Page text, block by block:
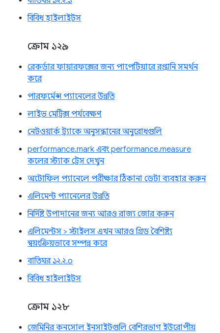
বিবিধ হাইলাইটস
ক্রোম ১২৯
রেকর্ডার ফায়ারফক্সের জন্য পাপেটিয়ারে রপ্তানি সমর্থন
করে
পারফর্মেন্স প্যানেলের উন্নতি
লাইভ মেট্রিক্স পর্যবেক্ষণ
নেটওয়ার্ক ট্র্যাকে অনুসন্ধানের অনুরোধগুলি
performance.mark এবং performance.measure
কলের স্ট্যাক ট্রেস দেখুন
অটোফিল প্যানেলে পরীক্ষার ঠিকানা ডেটা ব্যবহার করুন
এলিমেন্ট প্যানেলের উন্নতি
নির্দিষ্ট উপাদানের জন্য আরও রাজ্য জোর করুন
এলিমেন্টস > স্টাইলস এখন আরও গ্রিড বৈশিষ্ট্য
স্বয়ংক্রিয়ভাবে সম্পন্ন করে
বাতিঘর ১২.২.০
বিবিধ হাইলাইটস
ক্রোম ১২৮
জেমিনির কনসোল ইনসাইটগুলি বেশিরভাগ ইউরোপীয়